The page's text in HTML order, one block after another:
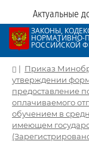
Актуальные
ЗАКОНЫ,
НОРМАТИВНО-
РОССИЙСКОЙ
| Приказ
утверждении
предоставление
оплачиваемого
обучением в
имеющем